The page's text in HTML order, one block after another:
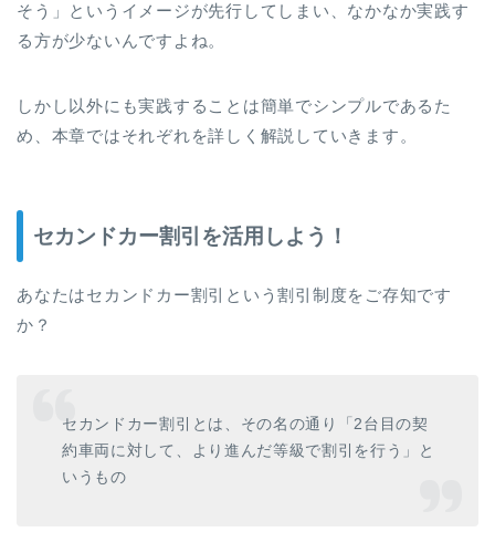
そう」というイメージが先行してしまい、なかなか実践す
る方が少ないんですよね。
しかし以外にも実践することは簡単でシンプルであるた
め、本章ではそれぞれを詳しく解説していきます。
セカンドカー割引を活用しよう！
あなたはセカンドカー割引という割引制度をご存知です
か？
セカンドカー割引とは、その名の通り「2台目の契
約車両に対して、より進んだ等級で割引を行う」と
いうもの